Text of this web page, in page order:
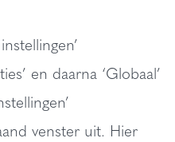
en daarna ‘Globaal’
venster uit. Hier